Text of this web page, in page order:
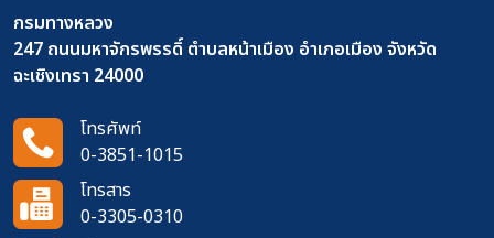
กรมทางหลวง
247 ถนนมหาจักรพรรดิ์ ตำบลหน้าเมือง อำเภอเมือง จังหวัด
ฉะเชิงเทรา 24000
โทรศัพท์
0-3851-1015
โทรสาร
0-3305-0310